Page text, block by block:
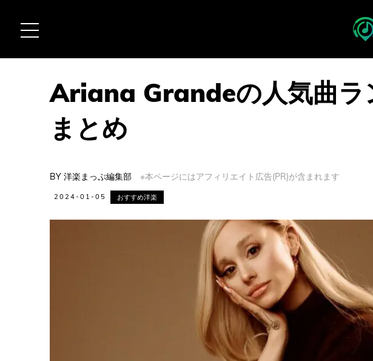
Ariana Grandeの人気曲ラ
まとめ
BY 洋楽まっぷ編集部 ※本ページにはアフィリエイト広告(PR)が含まれます
2024-01-05 おすすめ洋楽